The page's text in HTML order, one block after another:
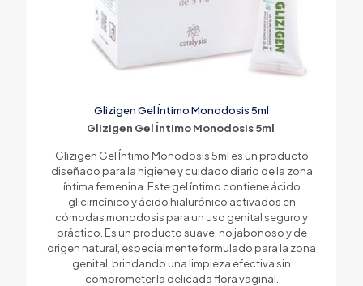
Glizigen Gel Íntimo Monodosis 5ml
Glizigen Gel Íntimo Monodosis 5ml
Glizigen Gel Íntimo Monodosis 5ml es un producto
diseñado para la higiene y cuidado diario de la zona
íntima femenina. Este gel íntimo contiene ácido
glicirricínico y ácido hialurónico activados en
cómodas monodosis para un uso genital seguro y
práctico. Es un producto suave, no jabonoso y de
origen natural, especialmente formulado para la zona
genital, brindando una limpieza efectiva sin
comprometer la delicada flora vaginal.